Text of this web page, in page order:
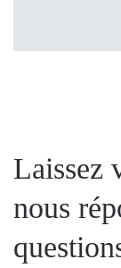
Laissez
nous